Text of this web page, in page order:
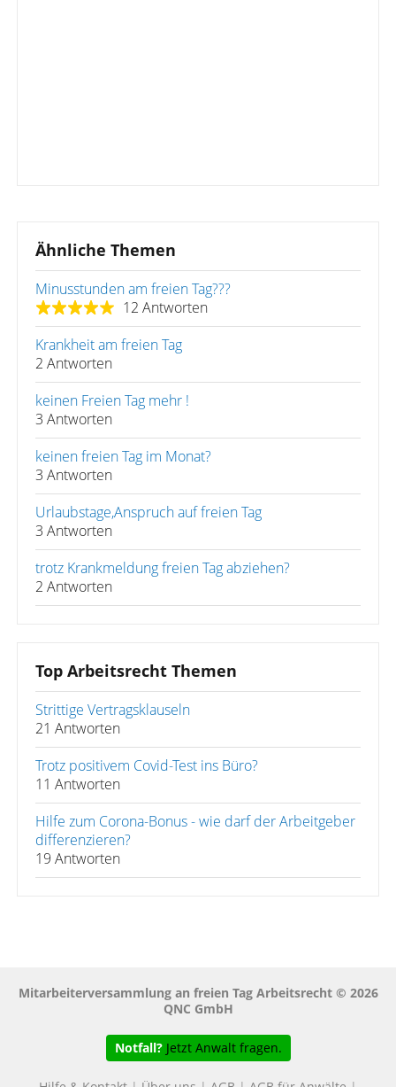
Ähnliche Themen
Minusstunden am freien Tag???
12 Antworten
Krankheit am freien Tag
2 Antworten
keinen Freien Tag mehr !
3 Antworten
keinen freien Tag im Monat?
3 Antworten
Urlaubstage,Anspruch auf freien Tag
3 Antworten
trotz Krankmeldung freien Tag abziehen?
2 Antworten
Top Arbeitsrecht Themen
Strittige Vertragsklauseln
21 Antworten
Trotz positivem Covid-Test ins Büro?
11 Antworten
Hilfe zum Corona-Bonus - wie darf der Arbeitgeber
differenzieren?
19 Antworten
Mitarbeiterversammlung an freien Tag Arbeitsrecht © 2026
QNC GmbH
Notfall? Jetzt Anwalt fragen.